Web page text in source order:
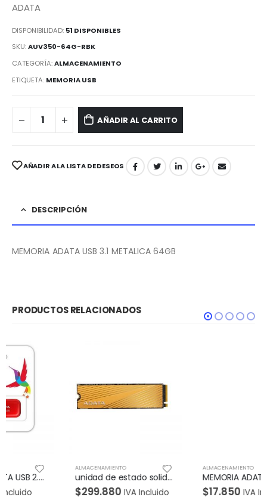
ADATA
DISPONIBILIDAD: 51 DISPONIBLES
SKU:AUV350-64G-RBK
CATEGORÍA:ALMACENAMIENTO
ETIQUETA: MEMORIA USB
AÑADIR AL CARRITO
AÑADIR A LA LISTA DE DESEOS
DESCRIPCIÓN
MEMORIA ADATA USB 3.1 METALICA 64GB
PRODUCTOS RELACIONADOS
ALMACENAMIENTO
unidad de estado solido ADATA PCIE 512GB Falcon
$299.880 IVA Incluido
ALMACENAMIENTO
MEMORIA ADATA USB 2.0 C008 RETRACTIL 32GB NEGRA
$17.850 IVA Incluido